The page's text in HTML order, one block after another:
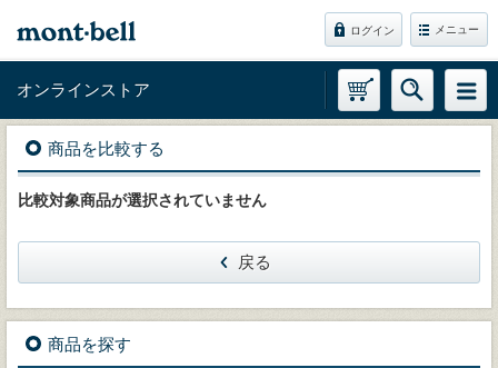
ログイン メニュー
オンラインストア
商品を比較する
比較対象商品が選択されていません
戻る
商品を探す